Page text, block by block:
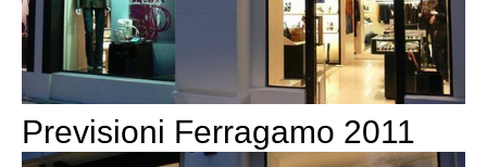
Previsioni Ferragamo 2011